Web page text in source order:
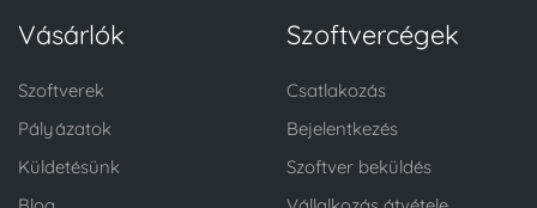
Vásárlók
Szoftverek
Pályázatok
Küldetésünk
Szoftvercégek
Csatlakozás
Bejelentkezés
Szoftver beküldés